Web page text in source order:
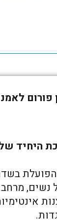
פורום
מרחב